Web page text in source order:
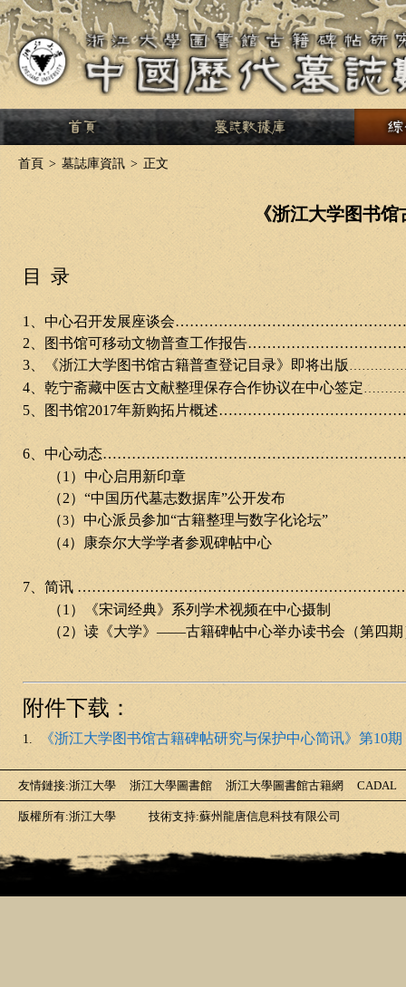
首頁 > 墓誌庫資訊 > 正文
《浙江大学图书
目 录
1 、中心召开发展座谈会……
2、图书馆可移动文物普查工作报告……
3、《浙江大学图书馆古籍普查登记目录》即将出版
4、乾宁斋藏中医古文献整理保存合作协议在中心签定
5、图书馆2017年新购拓片概述
6 、中心动态………………………………………………………
（1） 中心启用新印章
（2）“中国历代墓志数据库”公开发布
（3） 中心派员参加“古籍整理与数字化论坛”
（4）康奈尔大学学者参观碑帖中心
7、简讯
（1 ）《宋词经典》系列学术视频在中心摄制
（2）读《大学》——古籍碑帖中心举办读书会（第四期
附件下载：
1. 《浙江大学图书馆古籍碑帖研究与保护中心简讯》第10期
友情鏈接:浙江大學 浙江大學圖書館 浙江大學圖書館古籍網 CADAL
版權所有:浙江大學 技術支持:蘇州龍唐信息科技有限公司